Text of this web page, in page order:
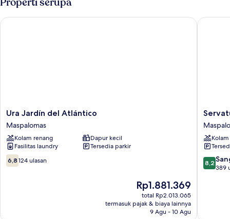
kamar
tidur
(5
Ura
Jardín
del
Atlántico
Maspalomas
Ura Jardín del Atlántico
Maspalomas
Kolam renang
Dapur kecil
Fasilitas laundry
Tersedia parkir
6.8
dari
6,8 124 ulasan
Harga
sekarang
Rp1.881.369
Rp1.881.369
total Rp2.013.065
termasuk pajak & biaya lainnya
9 Agu - 10 Agu
Ura Jardín del Atlántico
Servatur
Playa
Bonita
8.2
dari
8,2
389